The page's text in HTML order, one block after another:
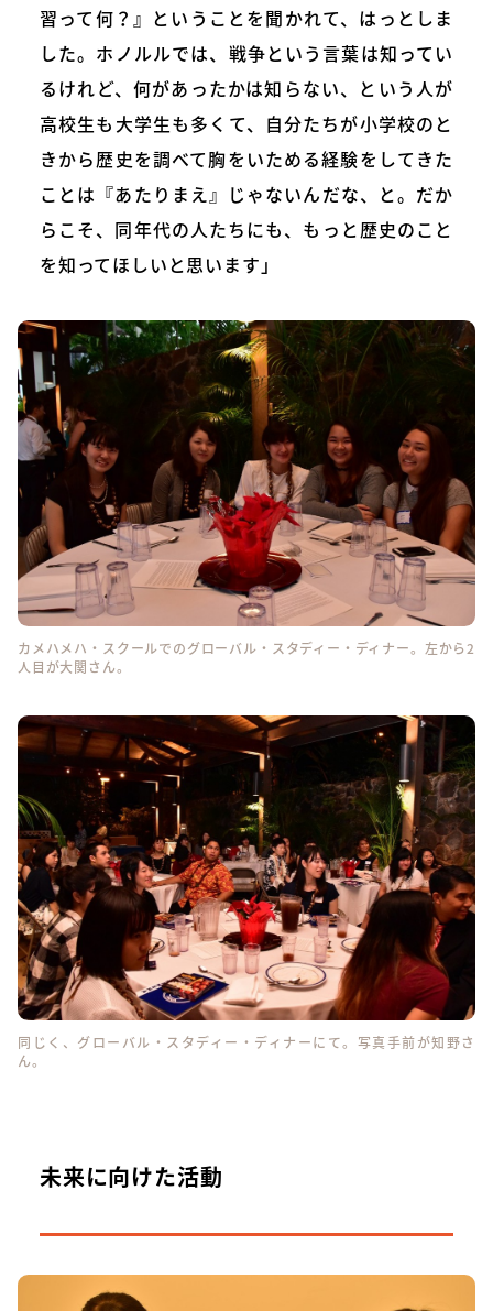
習って何？』ということを聞かれて、はっとしま
した。ホノルルでは、戦争という言葉は知ってい
るけれど、何があったかは知らない、という人が
高校生も大学生も多くて、自分たちが小学校のと
きから歴史を調べて胸をいためる経験をしてきた
ことは『あたりまえ』じゃないんだな、と。だか
らこそ、同年代の人たちにも、もっと歴史のこと
を知ってほしいと思います」
カメハメハ・スクールでのグローバル・スタディー・ディナー。左から2
人目が大関さん。
同じく、グローバル・スタディー・ディナーにて。写真手前が知野さ
ん。
未来に向けた活動